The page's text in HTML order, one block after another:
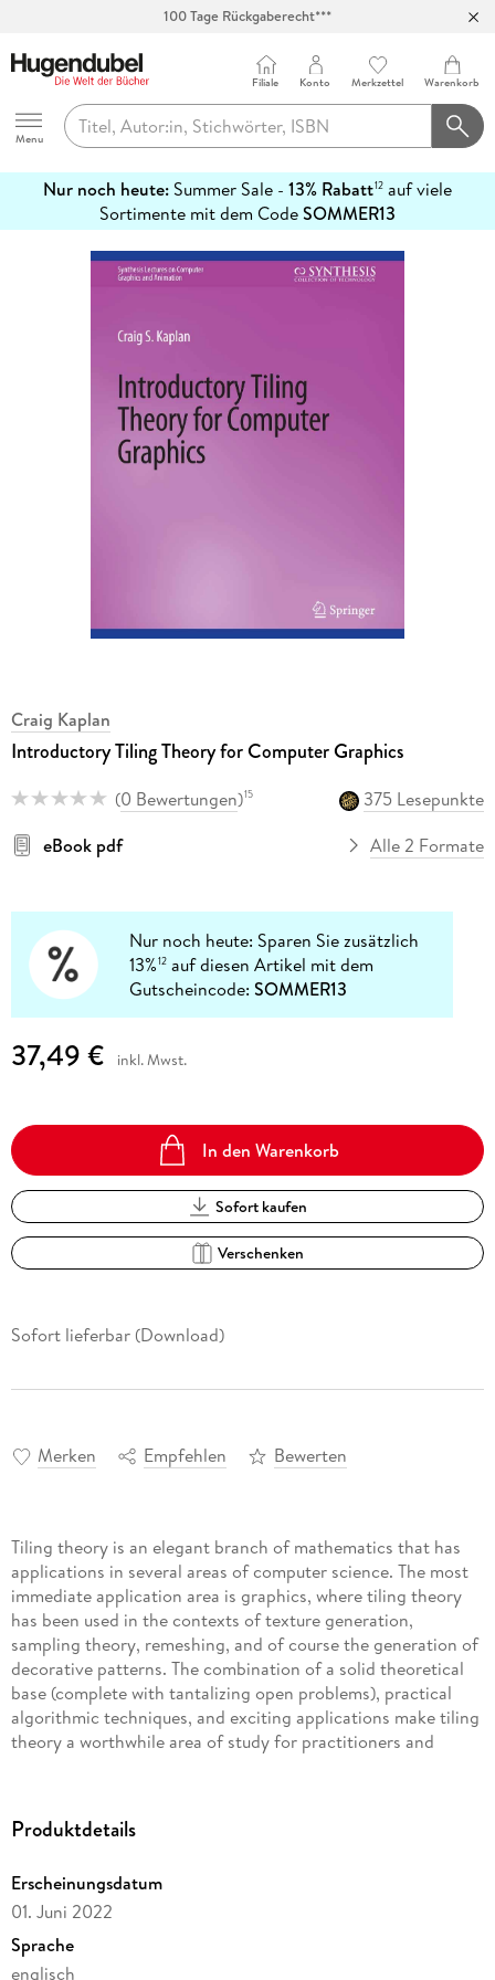
Abholung in über 100 Filialen
Hugendubel
Menu
Filiale Konto Merkzettel Warenkorb
Nur noch heute: Summer Sale - 13% Rabatt12 auf viele
Sortimente mit dem CodeSOMMER13
erfahren
Craig Kaplan
Introductory Tiling Theory for Computer Graphics
(0 Bewertungen)15
375 Lesepunkte
eBook pdf
Alle 2 Formate
Nur noch heute: Sparen Sie zusätzlich
13%12 auf diesen Artikel mit dem
Gutscheincode:SOMMER13
37,49 € inkl. Mwst.
In den Warenkorb
Sofort kaufen
Verschenken
Sofort lieferbar (Download)
Merken Empfehlen Bewerten
Tiling theory is an elegant branch of mathematics that has
applications in several areas of computer science. The most
immediate application area is graphics, where tiling theory
has been used in the contexts of texture generation,
sampling theory, remeshing, and of course the generation of
decorative patterns. The combination of a solid theoretical
base (complete with tantalizing open problems), practical
algorithmic techniques, and exciting applications make tiling
theory a worthwhile area of study for practitioners and
primarily to introduce concepts and terminology, clear up
results. The book also describes some of the algorithms and
data structures that allow several aspects of tiling theory to
be used in practice.
Produktdetails
Erscheinungsdatum
01. Juni 2022
Sprache
englisch